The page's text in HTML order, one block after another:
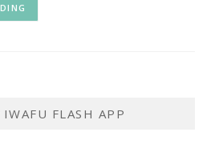
FLASH APP